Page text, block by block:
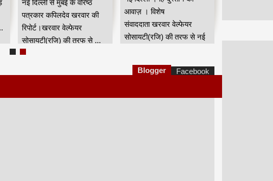
नई दिल्ली से मुंबई के वरिष्ठ
पत्रकार कपिलदेव खरवार की
रिपोर्ट।खरवार वेल्फेयर
सोसायटी(रजि) की तरफ से ...
आवाज़ । विशेष
संवाददाता खरवार वेल्फेयर
सोसायटी(रजि) की तरफ से नई
Blogger Facebook